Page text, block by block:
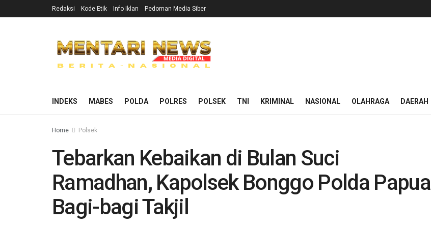
Redaksi Kode Etik Info Iklan Pedoman Media Siber
INDEKS MABES POLDA POLRES POLSEK TNI KRIMINAL NASIONAL OLAHRAGA DAERAH
Home Polsek
Tebarkan Kebaikan di Bulan Suci
Ramadhan, Kapolsek Bonggo Polda Papua
Bagi-bagi Takjil